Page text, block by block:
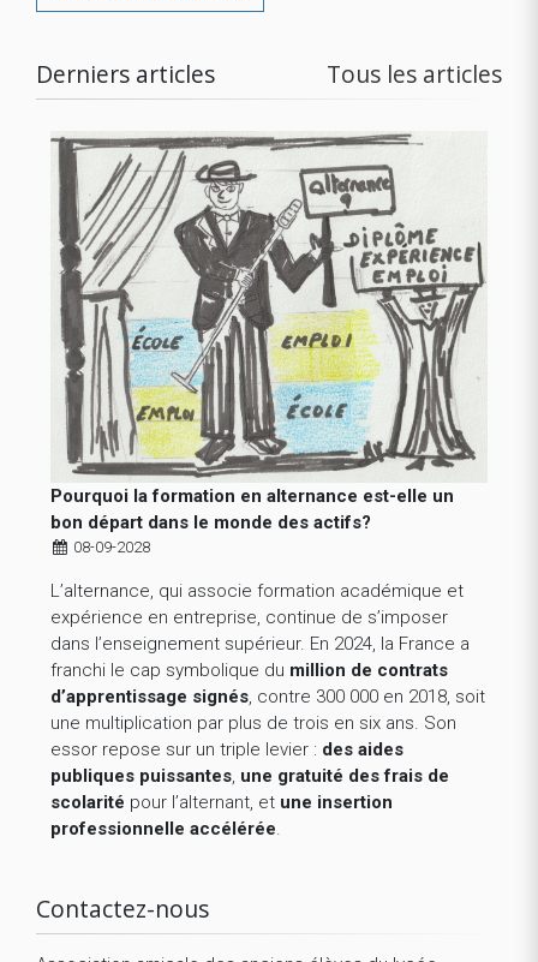
Derniers articles Tous les articles
Pourquoi la formation en alternance est-elle un
bon départ dans le monde des actifs?
08-09-2028
L’alternance, qui associe formation académique et
expérience en entreprise, continue de s’imposer
dans l’enseignement supérieur. En 2024, la France a
franchi le cap symbolique du million de contrats
d’apprentissage signés, contre 300 000 en 2018, soit
une multiplication par plus de trois en six ans. Son
essor repose sur un triple levier : des aides
publiques puissantes, une gratuité des frais de
scolarité pour l’alternant, et une insertion
professionnelle accélérée.
Contactez-nous